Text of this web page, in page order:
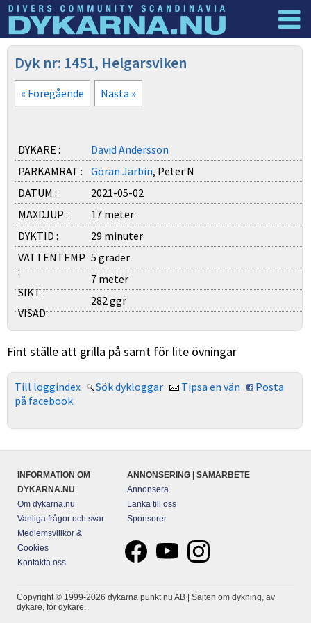
Dyknyheter
Dyk nr: 1451, Helgarsviken
« Föregående Nästa »
DYKARE :
David Andersson
PARKAMRAT :
Göran Järbin, Peter N
DATUM :
2021-05-02
MAXDJUP :
17 meter
DYKTID :
29 minuter
VATTENTEMP
:
5 grader
SIKT :
7 meter
VISAD :
282 ggr
Fint ställe att grilla på samt för lite övningar
Till loggindex Sök dykloggar Tipsa en vän
Posta
på facebook
INFORMATION OM
DYKARNA.NU
Om dykarna.nu
Vanliga frågor och svar
Medlemsvillkor &
Cookies
Kontakta oss
ANNONSERING | SAMARBETE
Annonsera
Länka till oss
Sponsorer
Copyright © 1999-2026 dykarna punkt nu AB | Sajten om dykning, av
dykare, för dykare.